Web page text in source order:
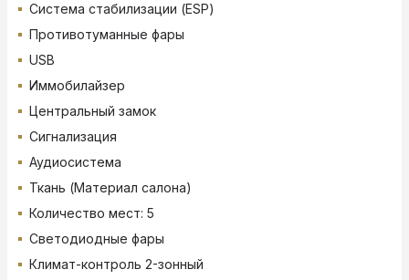
Система стабилизации (ESP)
Противотуманные фары
USB
Иммобилайзер
Центральный замок
Сигнализация
Аудиосистема
Ткань (Материал салона)
Количество мест: 5
Светодиодные фары
Климат-контроль 2-зонный